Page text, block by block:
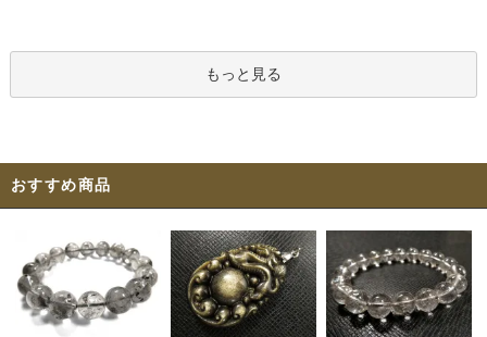
もっと見る
おすすめ商品